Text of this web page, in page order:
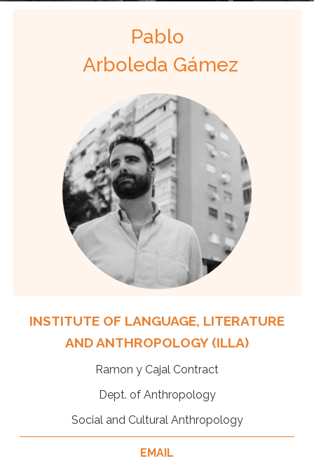
Pablo
Arboleda Gámez
INSTITUTE OF LANGUAGE, LITERATURE
AND ANTHROPOLOGY (ILLA)
Ramon y Cajal Contract
Dept. of Anthropology
Social and Cultural Anthropology
EMAIL